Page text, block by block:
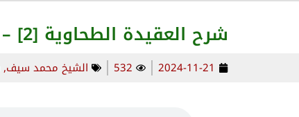
شرح العقيدة الطحاوية [2] – محاضرة (16)
2024-11-21
532 الشيخ محمد سيف,